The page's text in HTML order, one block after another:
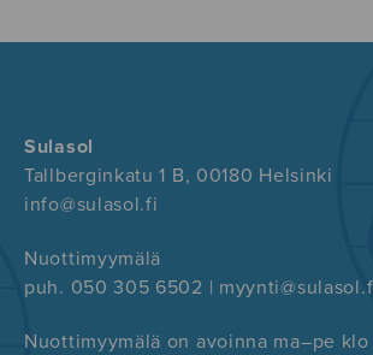
Sulasol
Tallberginkatu 1 B, 00180 Helsinki
info@sulasol.fi
Nuottimyymälä
puh. 050 305 6502 |
Nuottimyymälä on avoinna ma–pe klo